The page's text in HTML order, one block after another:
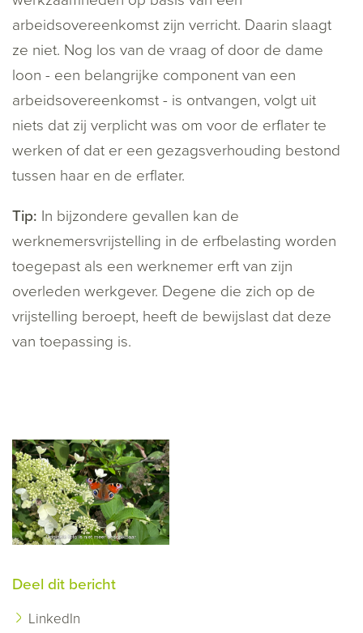
arbeidsovereenkomst zijn verricht. Daarin slaagt
ze niet. Nog los van de vraag of door de dame
loon - een belangrijke component van een
arbeidsovereenkomst - is ontvangen, volgt uit
niets dat zij verplicht was om voor de erflater te
werken of dat er een gezagsverhouding bestond
tussen haar en de erflater.
Tip: In bijzondere gevallen kan de
werknemersvrijstelling in de erfbelasting worden
toegepast als een werknemer erft van zijn
overleden werkgever. Degene die zich op de
vrijstelling beroept, heeft de bewijslast dat deze
van toepassing is.
Deel dit bericht
LinkedIn